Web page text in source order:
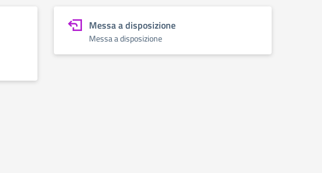
Messa a disposizione
Messa a disposizione